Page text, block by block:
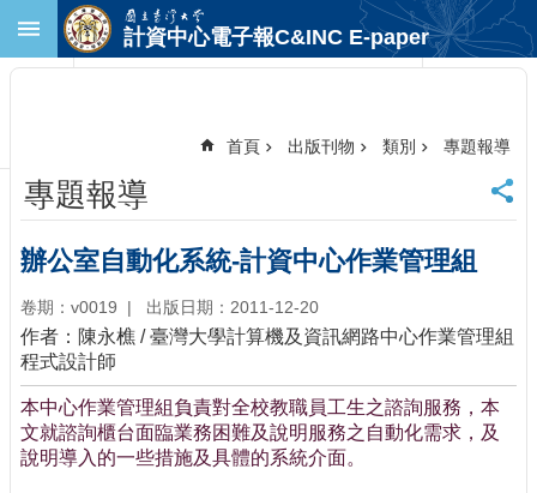
跳到主要內容區塊
首
頁
臺
大
首
頁
計
中
首
頁
聯
計資中心電子報C&INC E-paper
首頁 出版刊物 類別 專題報導
專題報導
辦公室自動化系統-計資中心作業管理組
卷期：v0019 出版日期：2011-12-20
作者：陳永樵 / 臺灣大學計算機及資訊網路中心作業管理組
程式設計師
本中心作業管理組負責對全校教職員工生之諮詢服務，本
文就諮詢櫃台面臨業務困難及說明服務之自動化需求，及
說明導入的一些措施及具體的系統介面。